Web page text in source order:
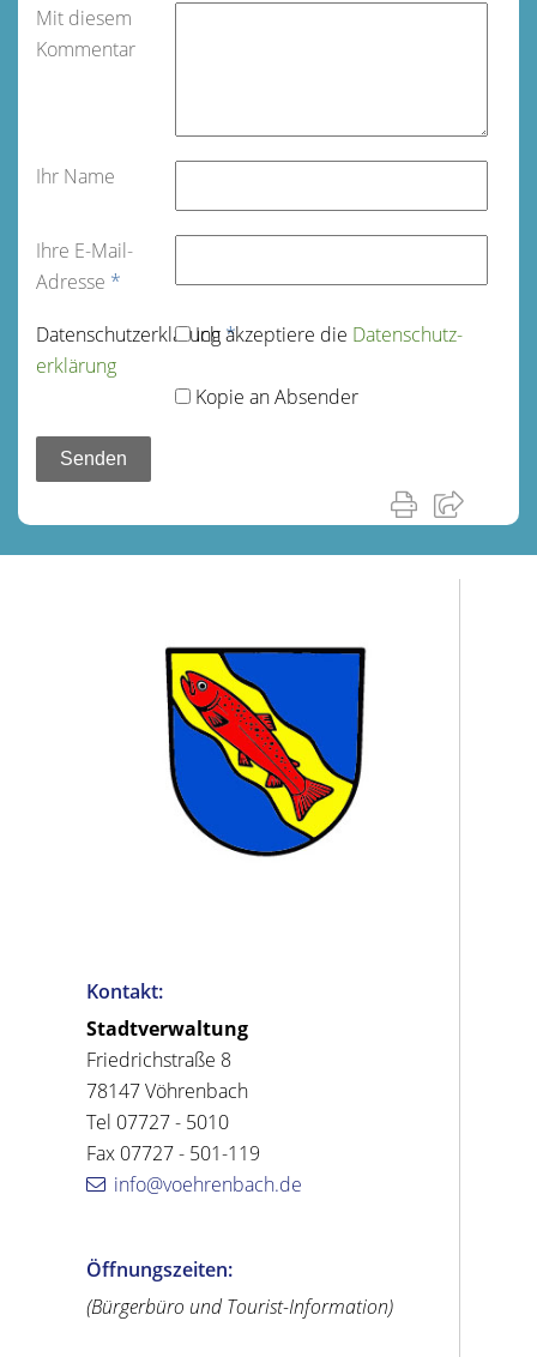
Mit diesem
Kommentar
Ihr Name
Ihre E-Mail-
Adresse *
Datenschutz­erklärung*
Ich akzeptiere die Datenschutz­
erklärung
Kopie an Absender
Kontakt:
Stadtverwaltung
Friedrichstraße 8
78147 Vöhrenbach
Tel 07727 - 5010
Fax 07727 - 501-119
info@voehrenbach.de
Öffnungszeiten:
(Bürgerbüro und Tourist-Information)